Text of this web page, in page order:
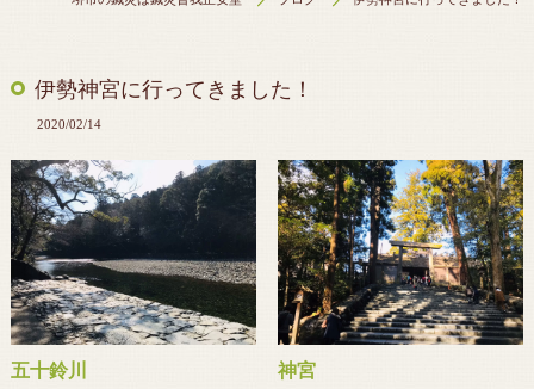
伊勢神宮に行ってきました！
2020/02/14
五十鈴川 神宮